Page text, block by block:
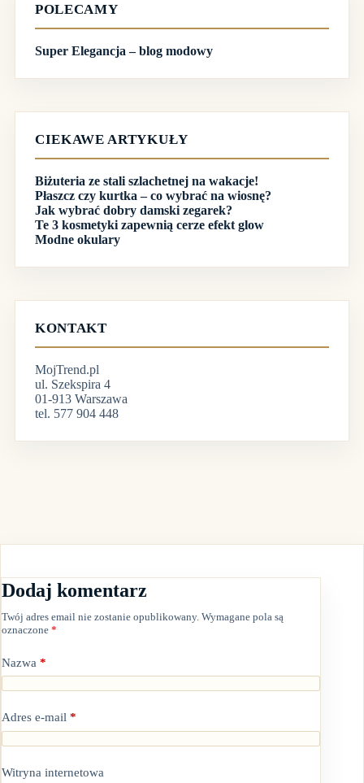
POLECAMY
Super Elegancja – blog modowy
CIEKAWE ARTYKUŁY
Biżuteria ze stali szlachetnej na wakacje!
Płaszcz czy kurtka – co wybrać na wiosnę?
Jak wybrać dobry damski zegarek?
Te 3 kosmetyki zapewnią cerze efekt glow
Modne okulary
KONTAKT
MojTrend.pl
ul. Szekspira 4
01-913 Warszawa
tel. 577 904 448
Dodaj komentarz
Twój adres email nie zostanie opublikowany. Wymagane pola są
oznaczone *
Nazwa *
Adres e-mail *
Witryna internetowa